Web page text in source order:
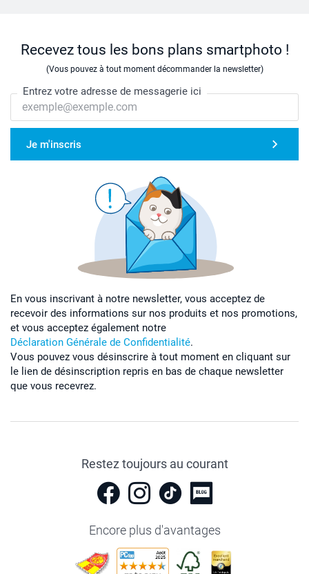
Recevez tous les bons plans smartphoto !
(Vous pouvez à tout moment décommander la newsletter)
Entrez votre adresse de messagerie ici
Je m'inscris
En vous inscrivant à notre newsletter, vous acceptez de
recevoir des informations sur nos produits et nos promotions,
et vous acceptez également notre
Déclaration Générale de Confidentialité.
Vous pouvez vous désinscrire à tout moment en cliquant sur
le lien de désinscription repris en bas de chaque newsletter
que vous recevrez.
Restez toujours au courant
Encore plus d'avantages